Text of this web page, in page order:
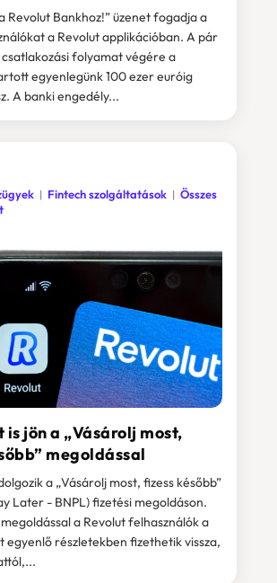
Revolut Bankhoz!” üzenet fogadja a
a Revolut applikációban. A pár
folyamat végére a
egyenlegünk 100 ezer euróig
A banki engedély...
is jön a „Vásárolj most,
megoldással
Fintech szolgáltatások
Összes
a „Vásárolj most, fizess később”
Later - BNPL) fizetési megoldáson.
a Revolut felhasználók a
egyenlő részletekben fizethetik vissza,